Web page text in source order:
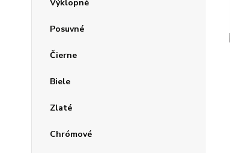
Výklopné
Posuvné
Čierne
Biele
Zlaté
Chrómové